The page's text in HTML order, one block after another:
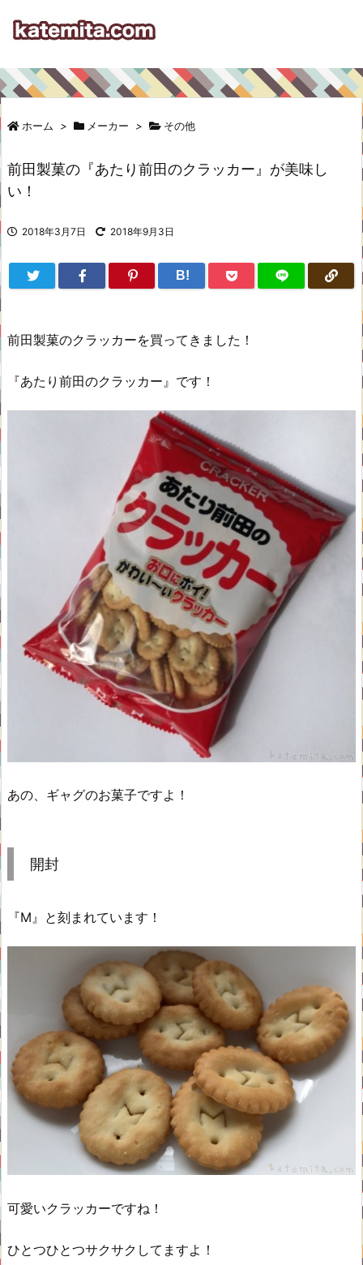
ホーム > メーカー > その他
前田製菓の『あたり前田のクラッカー』が美味し
い！
2018年3月7日 2018年9月3日
B!
前田製菓のクラッカーを買ってきました！
『あたり前田のクラッカー』です！
あの、ギャグのお菓子ですよ！
開封
『M』と刻まれています！
可愛いクラッカーですね！
ひとつひとつサクサクしてますよ！